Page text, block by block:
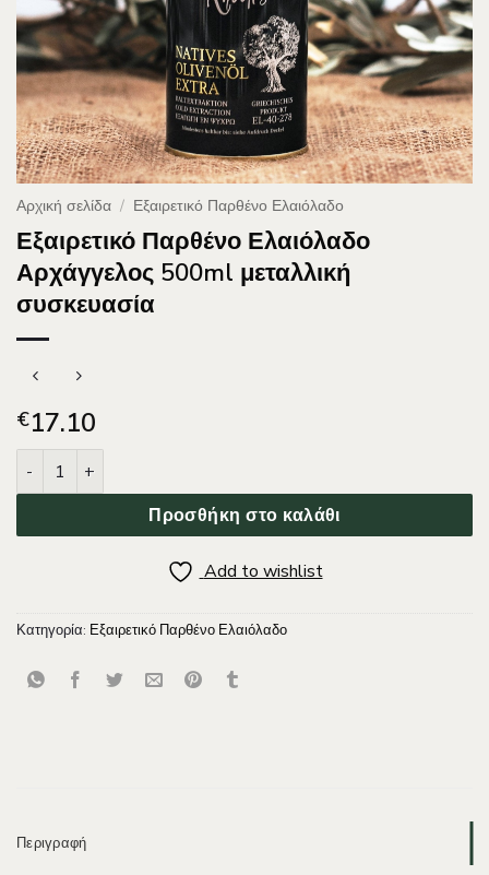
Αρχική σελίδα / Εξαιρετικό Παρθένο Ελαιόλαδο
Εξαιρετικό Παρθένο Ελαιόλαδο
Αρχάγγελος 500ml μεταλλική
συσκευασία
€17.10
Εξαιρετικό Παρθένο Ελαιόλαδο Αρχάγγελος 500ml μεταλλική
Προσθήκη στο καλάθι
Add to wishlist
Κατηγορία: Εξαιρετικό Παρθένο Ελαιόλαδο
Περιγραφή